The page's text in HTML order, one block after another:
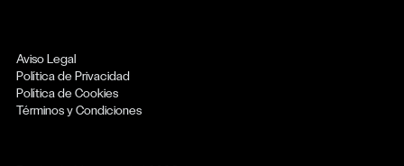
Aviso Legal
Política de Privacidad
Política de Cookies
Términos y Condiciones